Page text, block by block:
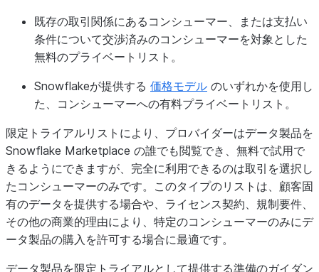
既存の取引関係にあるコンシューマー、または支払い
条件について交渉済みのコンシューマーを対象とした
無料のプライベートリスト。
Snowflakeが提供する 価格モデル のいずれかを使用し
た、コンシューマーへの有料プライベートリスト。
限定トライアルリストにより、プロバイダーはデータ製品を
Snowflake Marketplace の誰でも閲覧でき、無料で試用で
きるようにできますが、完全に利用できるのは取引を選択し
たコンシューマーのみです。このタイプのリストは、顧客固
有のデータを提供する場合や、ライセンス契約、規制要件、
その他の商業的理由により、特定のコンシューマーのみにデ
ータ製品の購入を許可する場合に最適です。
データ製品を限定トライアルとして提供する準備のガイダン